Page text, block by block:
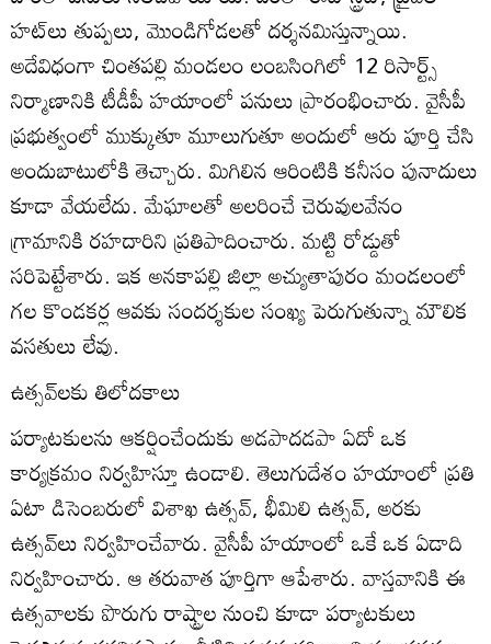
హట్‌లు తుప్పలు, మొండిగోడలతో దర్శనమిస్తున్నాయి.
అదేవిధంగా చింతపల్లి మండలం లంబసింగిలో 12 రిసార్ట్స్‌
నిర్మాణానికి టీడీపీ హయాంలో పనులు ప్రారంభించారు. వైసీపీ
ప్రభుత్వంలో ముక్కుతూ మూలుగుతూ అందులో ఆరు పూర్తి చేసి
అందుబాటులోకి తెచ్చారు. మిగిలిన ఆరింటికి కనీసం పునాదులు
కూడా వేయలేదు. మేఘాలతో అలరించే చెరువులవేనం
గ్రామానికి రహదారిని ప్రతిపాదించారు. మట్టి రోడ్డుతో
సరిపెట్టేశారు. ఇక అనకాపల్లి జిల్లా అచ్యుతాపురం మండలంలో
గల కొండకర్ల ఆవకు సందర్శకుల సంఖ్య పెరుగుతున్నా మౌలిక
వసతులు లేవు.
ఉత్సవ్‌లకు తిలోదకాలు
పర్యాటకులను ఆకర్షించేందుకు అడపాదడపా ఏదో ఒక
కార్యక్రమం నిర్వహిస్తూ ఉండాలి. తెలుగుదేశం హయాంలో ప్రతి
ఏటా డిసెంబరులో విశాఖ ఉత్సవ్‌, భీమిలి ఉత్సవ్‌, అరకు
ఉత్సవ్‌లు నిర్వహించేవారు. వైసీపీ హయాంలో ఒకే ఒక ఏడాది
నిర్వహించారు. ఆ తరువాత పూర్తిగా ఆపేశారు. వాస్తవానికి ఈ
ఉత్సవాలకు పొరుగు రాష్ట్రాల నుంచి కూడా పర్యాటకులు